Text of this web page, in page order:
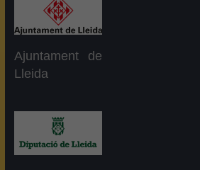
Ajuntament de
Lleida